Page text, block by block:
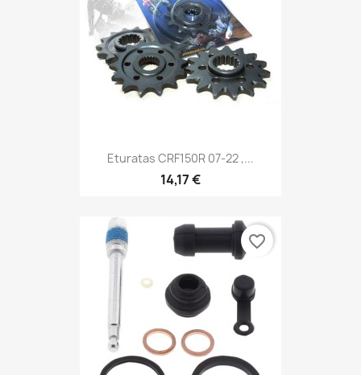
Eturatas CRF150R 07-22 ,...
14,17 €
favorite_border